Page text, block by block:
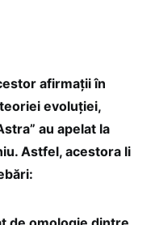
afirmații în
evoluției,
au apelat la
Astfel, acestora li